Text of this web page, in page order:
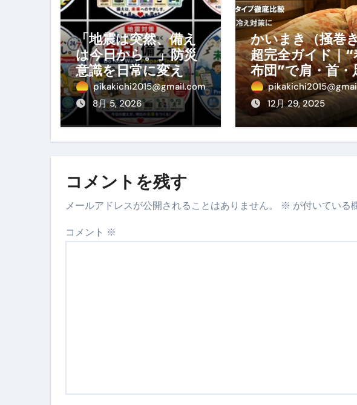
「地震は突然、備え
は今日から。」防災
意識を日常に変える
地震対策ステッカー
pikakichi2015@gmail.com
8月 5, 2026
かいまき（掻巻
超完全ガイド｜“
布団”で肩・首・
の冷えを根こそ
ぐ！素材別おす
め・選び方・洗い
12月 29, 2025
コメントを残す
メールアドレスが公開されることはありません。 ※ が付いている
コメント ※